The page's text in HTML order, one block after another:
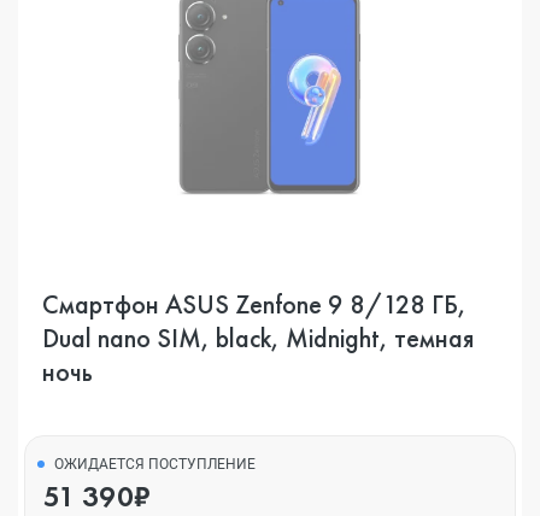
Смартфон ASUS Zenfone 9 8/128 ГБ,
Dual nano SIM, black, Midnight, темная
ночь
ОЖИДАЕТСЯ ПОСТУПЛЕНИЕ
51 390₽